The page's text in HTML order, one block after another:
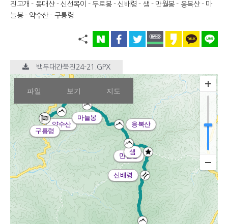
진고개 - 동대산 - 신선목이 - 두로봉 - 신배령 - 샘 - 만월봉 - 응복산 - 마
늘봉 - 약수산 - 구룡령
백두대간북진24-21.GPX